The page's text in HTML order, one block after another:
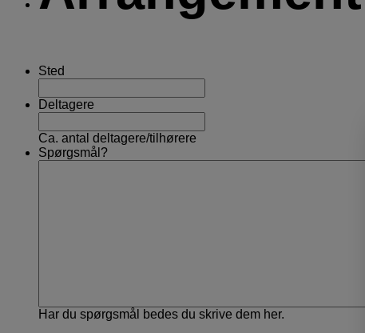
Sted
Deltagere
Ca. antal deltagere/tilhørere
Spørgsmål?
Har du spørgsmål bedes du skrive dem her.